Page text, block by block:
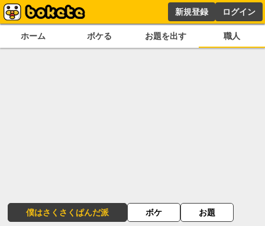
新規登録 ログイン
ホーム ボケる お題を出す 職人
僕はさくさくぱんだ派 ボケ お題